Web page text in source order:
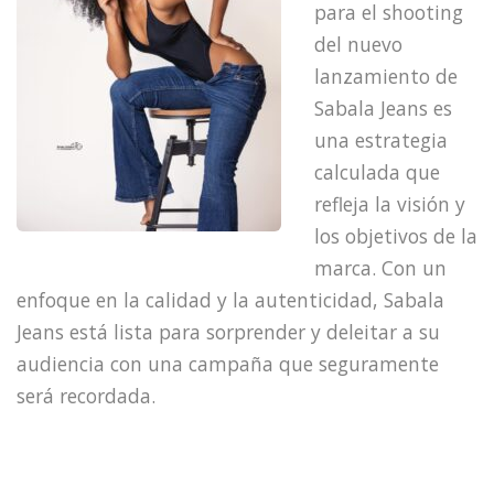
para el shooting
del nuevo
lanzamiento de
Sabala Jeans es
una estrategia
calculada que
refleja la visión y
los objetivos de la
marca. Con un
enfoque en la calidad y la autenticidad, Sabala
Jeans está lista para sorprender y deleitar a su
audiencia con una campaña que seguramente
será recordada.